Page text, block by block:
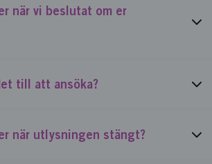
när vi beslutat om er
till att ansöka?
när utlysningen stängt?